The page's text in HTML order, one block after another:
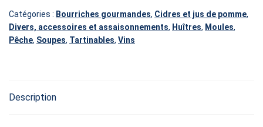
Catégories : Bourriches gourmandes, Cidres et jus de pomme,
Divers, accessoires et assaisonnements, Huîtres, Moules,
Pêche, Soupes, Tartinables, Vins
Description